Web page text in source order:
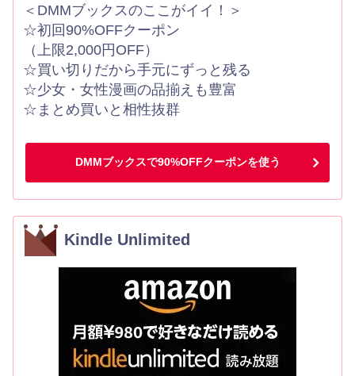
＜DMMブックスのここがイイ！＞
☆初回90%OFFクーポン
（上限2,000円OFF）
☆買い切りだから手元にずっと残る
☆少女・女性漫画の品揃えも豊富
☆まとめ買いと相性抜群
DMMブックスで90%OFFクーポンを使う
Kindle Unlimited